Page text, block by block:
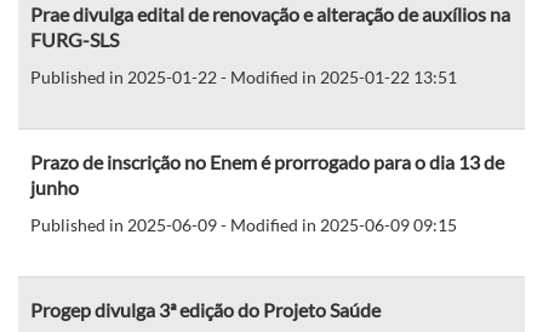
Prae divulga edital de renovação e alteração de auxílios na
FURG-SLS
Published in 2025-01-22 - Modified in 2025-01-22 13:51
Prazo de inscrição no Enem é prorrogado para o dia 13 de
junho
Published in 2025-06-09 - Modified in 2025-06-09 09:15
Progep divulga 3ª edição do Projeto Saúde